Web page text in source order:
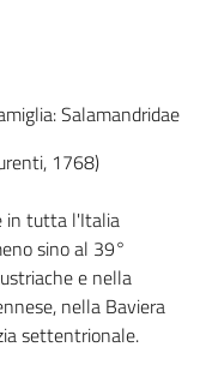
Salamandridae
1768)
in tutta l'Italia
sino al 39°
e nella
nella Baviera
settentrionale.